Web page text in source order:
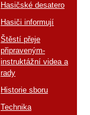
Hasičské desatero
Hasiči informují
Štěstí přeje
připraveným-
instruktážní videa a
rady
Historie sboru
Technika